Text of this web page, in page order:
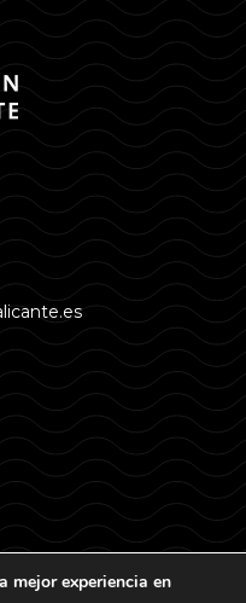
mejor experiencia en